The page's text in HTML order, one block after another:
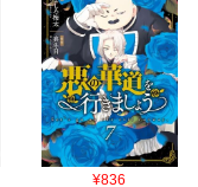
¥836